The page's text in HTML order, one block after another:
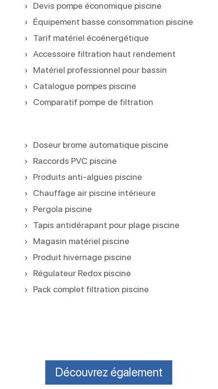
Devis pompe économique piscine
Équipement basse consommation piscine
Tarif matériel écoénergétique
Accessoire filtration haut rendement
Matériel professionnel pour bassin
Catalogue pompes piscine
Comparatif pompe de filtration
Doseur brome automatique piscine
Raccords PVC piscine
Produits anti-algues piscine
Chauffage air piscine intérieure
Pergola piscine
Tapis antidérapant pour plage piscine
Magasin matériel piscine
Produit hivernage piscine
Régulateur Redox piscine
Pack complet filtration piscine
Découvrez également